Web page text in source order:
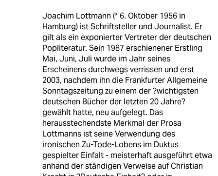
Joachim Lottmann (* 6. Oktober 1956 in
Hamburg) ist Schriftsteller und Journalist. Er
gilt als ein exponierter Vertreter der deutschen
Popliteratur. Sein 1987 erschienener Erstling
Mai, Juni, Juli wurde im Jahr seines
Erscheinens durchwegs verrissen und erst
2003, nachdem ihn die Frankfurter Allgemeine
Sonntagszeitung zu einem der ?wichtigsten
deutschen Bücher der letzten 20 Jahre?
gewählt hatte, neu aufgelegt. Das
herausstechendste Merkmal der Prosa
Lottmanns ist seine Verwendung des
ironischen Zu-Tode-Lobens im Duktus
gespielter Einfalt - meisterhaft ausgeführt etwa
anhand der ständigen Verweise auf Christian